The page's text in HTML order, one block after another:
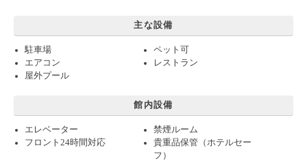
主な設備
駐車場
ペット可
エアコン
レストラン
屋外プール
館内設備
エレベーター
禁煙ルーム
フロント24時間対応
貴重品保管（ホテルセー
フ）